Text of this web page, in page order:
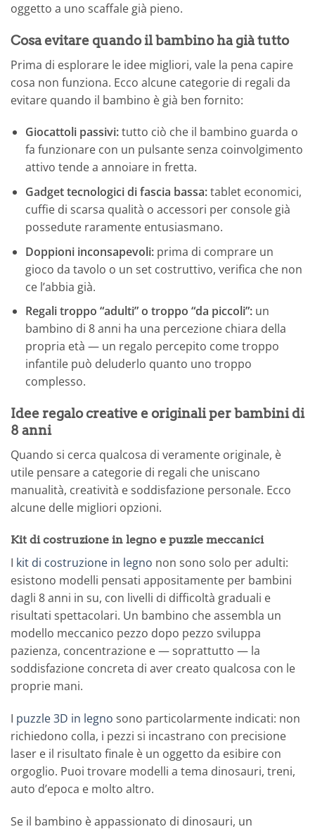
oggetto a uno scaffale già pieno.
Cosa evitare quando il bambino ha già tutto
Prima di esplorare le idee migliori, vale la pena capire
cosa non funziona. Ecco alcune categorie di regali da
evitare quando il bambino è già ben fornito:
Giocattoli passivi:tutto ciò che il bambino guarda o
fa funzionare con un pulsante senza coinvolgimento
attivo tende a annoiare in fretta.
Gadget tecnologici di fascia bassa:tablet economici,
cuffie di scarsa qualità o accessori per console già
possedute raramente entusiasmano.
Doppioni inconsapevoli:prima di comprare un
gioco da tavolo o un set costruttivo, verifica che non
ce l’abbia già.
Regali troppo “adulti” o troppo “da piccoli”:un
bambino di 8 anni ha una percezione chiara della
propria età — un regalo percepito come troppo
infantile può deluderlo quanto uno troppo
complesso.
Idee regalo creative e originali per bambini di
8 anni
Quando si cerca qualcosa di veramente originale, è
utile pensare a categorie di regali che uniscano
manualità, creatività e soddisfazione personale. Ecco
alcune delle migliori opzioni.
Kit di costruzione in legno e puzzle meccanici
I kit di costruzione in legno non sono solo per adulti:
esistono modelli pensati appositamente per bambini
dagli 8 anni in su, con livelli di difficoltà graduali e
risultati spettacolari. Un bambino che assembla un
modello meccanico pezzo dopo pezzo sviluppa
pazienza, concentrazione e — soprattutto — la
soddisfazione concreta di aver creato qualcosa con le
proprie mani.
I puzzle 3D in legno sono particolarmente indicati: non
richiedono colla, i pezzi si incastrano con precisione
laser e il risultato finale è un oggetto da esibire con
orgoglio. Puoi trovare modelli a tema dinosauri, treni,
auto d’epoca e molto altro.
Se il bambino è appassionato di dinosauri, un